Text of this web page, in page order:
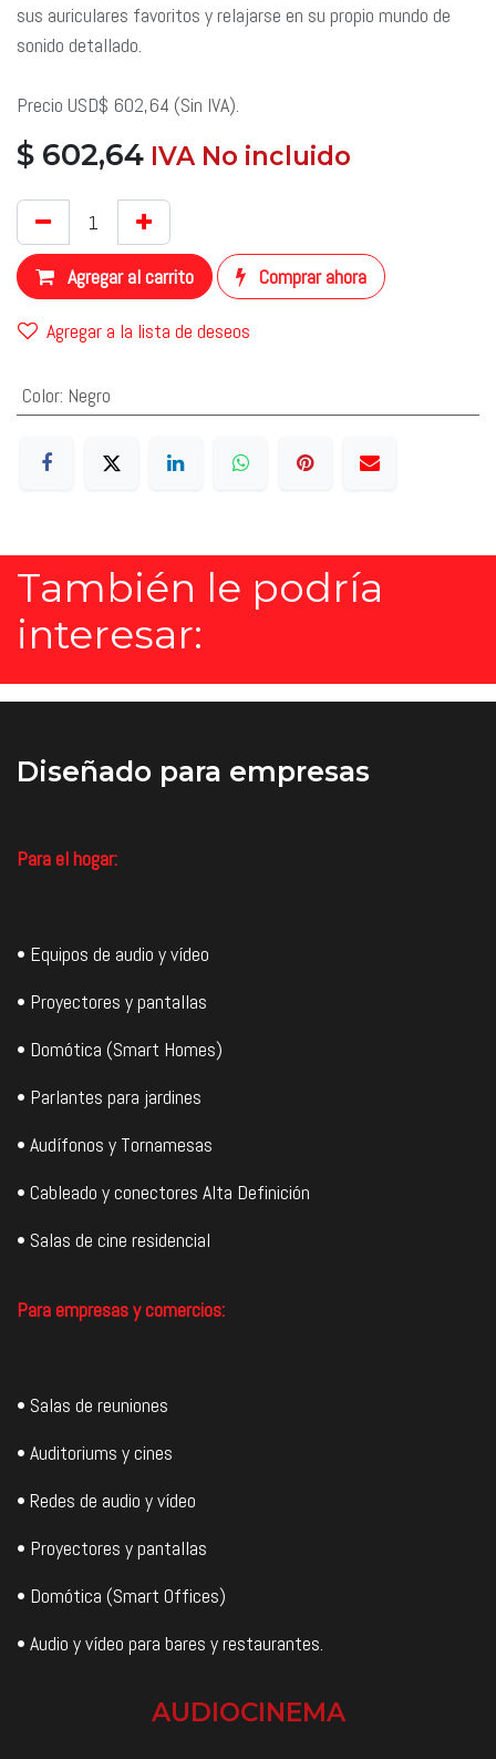
sus auriculares favoritos y relajarse en su propio mundo de
sonido detallado.
Precio USD$ 602,64 (Sin IVA).
$ 602,64 ​ IVA No incluido
Agregar al carrito Comprar ahora
Agregar a la lista de deseos
Color: Negro
También le podría
interesar:
Diseñado para empresas
Para el hogar:
• Equipos de audio y vídeo
• Proyectores y pantallas
• Domótica (Smart Homes)
• Parlantes para jardines
• Audífonos y Tornamesas
• Cableado y conectores Alta Definición
• Salas de cine residencial
Para empresas y comercios:
• Salas de reuniones
• Auditoriums y cines
• Redes de audio y vídeo
• Proyectores y pantallas
• Domótica (Smart Offices)
• Audio y vídeo para bares y restaurantes.
AUDIOCINEMA